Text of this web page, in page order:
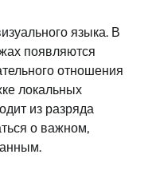
языка. В
появляются
отношения
локальных
из разряда
о важном,